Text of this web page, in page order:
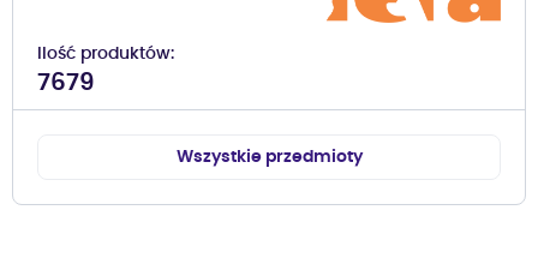
Ilość produktów
7679
Wszystkie przedmioty